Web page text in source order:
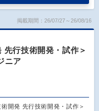
掲載期間：26/07/27～26/08/16
先行技術開発・試作＞
ニア
開発 先行技術開発・試作＞